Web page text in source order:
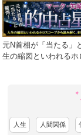
元N首相が「当たる
生の縮図といわれるホ
人生 人間関係